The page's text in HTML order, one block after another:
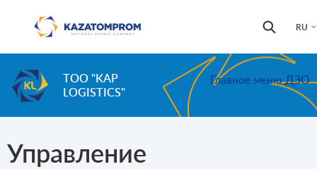
RU
Форма
Поиск
ТОО "KAP
LOGISTICS"
Главное меню ДЗО
Управление